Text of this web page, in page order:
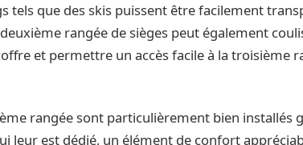
tels que des skis puissent être facilement
rangée de sièges peut également
et permettre un accès facile à la troisième
rangée sont particulièrement bien installés
leur est dédié, un élément de confort